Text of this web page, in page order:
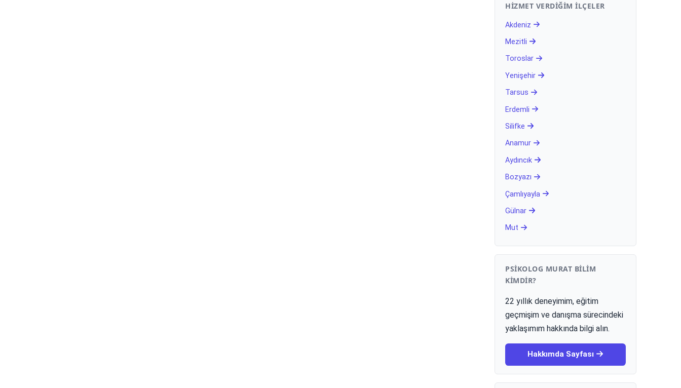
HIZMET VERDIĞIM İLÇELER
Akdeniz
Mezitli
Toroslar
Yenişehir
Tarsus
Erdemli
Silifke
Anamur
Aydıncık
Bozyazı
Çamlıyayla
Gülnar
Mut
PSIKOLOG MURAT BILIM
KIMDIR?
22 yıllık deneyimim, eğitim
geçmişim ve danışma sürecindeki
yaklaşımım hakkında bilgi alın.
Hakkımda Sayfası